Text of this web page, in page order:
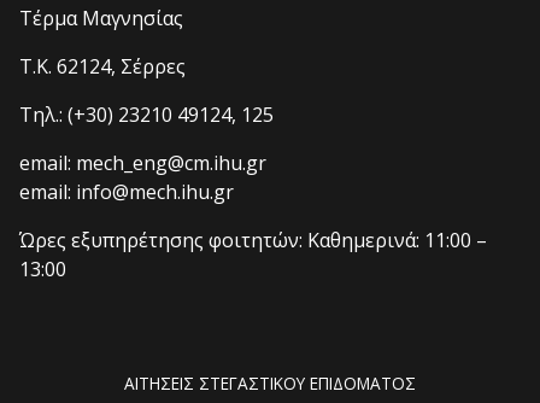
Τέρμα Μαγνησίας
T.K. 62124, Σέρρες
Τηλ.: (+30) 23210 49124, 125
email: mech_eng@cm.ihu.gr
email: info@mech.ihu.gr
Ώρες εξυπηρέτησης φοιτητών: Καθημερινά: 11:00 –
13:00
ΑΙΤΗΣΕΙΣ ΣΤΕΓΑΣΤΙΚΟΥ ΕΠΙΔΟΜΑΤΟΣ